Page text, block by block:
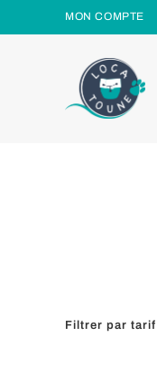
to
MON COMPTE
Filtrer par tarif